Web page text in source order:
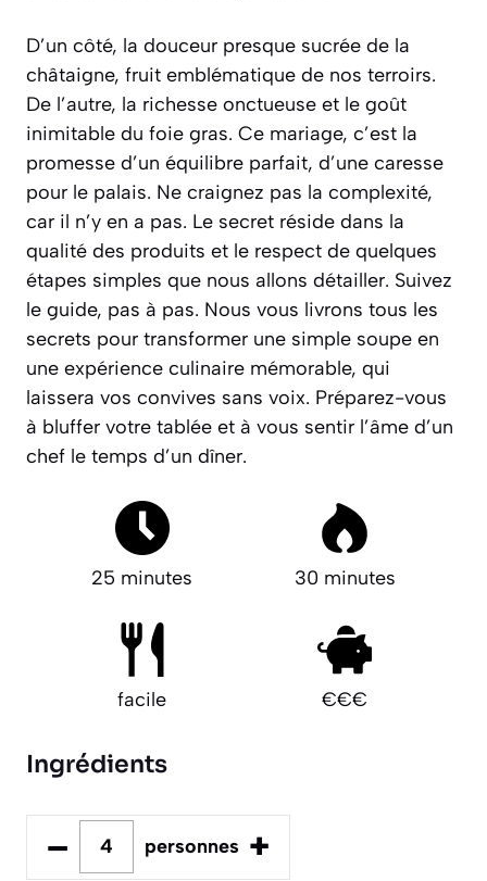
D’un côté, la douceur presque sucrée de la
châtaigne, fruit emblématique de nos terroirs.
De l’autre, la richesse onctueuse et le goût
inimitable du foie gras. Ce mariage, c’est la
promesse d’un équilibre parfait, d’une caresse
pour le palais. Ne craignez pas la complexité,
car il n’y en a pas. Le secret réside dans la
qualité des produits et le respect de quelques
étapes simples que nous allons détailler. Suivez
le guide, pas à pas. Nous vous livrons tous les
secrets pour transformer une simple soupe en
une expérience culinaire mémorable, qui
laissera vos convives sans voix. Préparez-vous
à bluffer votre tablée et à vous sentir l’âme d’un
chef le temps d’un dîner.
25 minutes 30 minutes
facile €€€
Ingrédients
– personnes +